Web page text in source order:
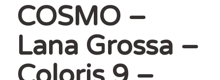
COSMO –
Lana Grossa –